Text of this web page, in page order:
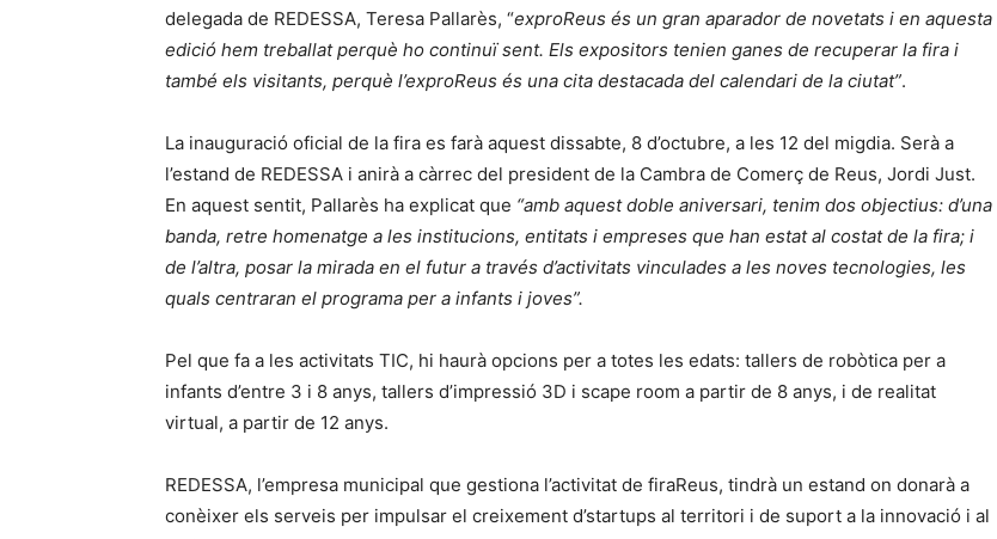
delegada de REDESSA, Teresa Pallarès, “exproReus és un gran aparador de novetats i en aquesta
edició hem treballat perquè ho continuï sent. Els expositors tenien ganes de recuperar la fira i
també els visitants, perquè l’exproReus és una cita destacada del calendari de la ciutat”.
La inauguració oficial de la fira es farà aquest dissabte, 8 d’octubre, a les 12 del migdia. Serà a
l’estand de REDESSA i anirà a càrrec del president de la Cambra de Comerç de Reus, Jordi Just.
En aquest sentit, Pallarès ha explicat que “amb aquest doble aniversari, tenim dos objectius: d’una
banda, retre homenatge a les institucions, entitats i empreses que han estat al costat de la fira; i
de l’altra, posar la mirada en el futur a través d’activitats vinculades a les noves tecnologies, les
quals centraran el programa per a infants i joves”.
Pel que fa a les activitats TIC, hi haurà opcions per a totes les edats: tallers de robòtica per a
infants d’entre 3 i 8 anys, tallers d’impressió 3D i scape room a partir de 8 anys, i de realitat
virtual, a partir de 12 anys.
REDESSA, l’empresa municipal que gestiona l’activitat de firaReus, tindrà un estand on donarà a
conèixer els serveis per impulsar el creixement d’startups al territori i de suport a la innovació i al